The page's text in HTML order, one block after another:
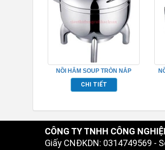
NỒI HÂM SOUP TRÒN NẮP
KIẾNG – TP697019
CHI TIẾT
CÔNG TY TNHH CÔNG
Giấy CNĐKDN: 0314749569 -